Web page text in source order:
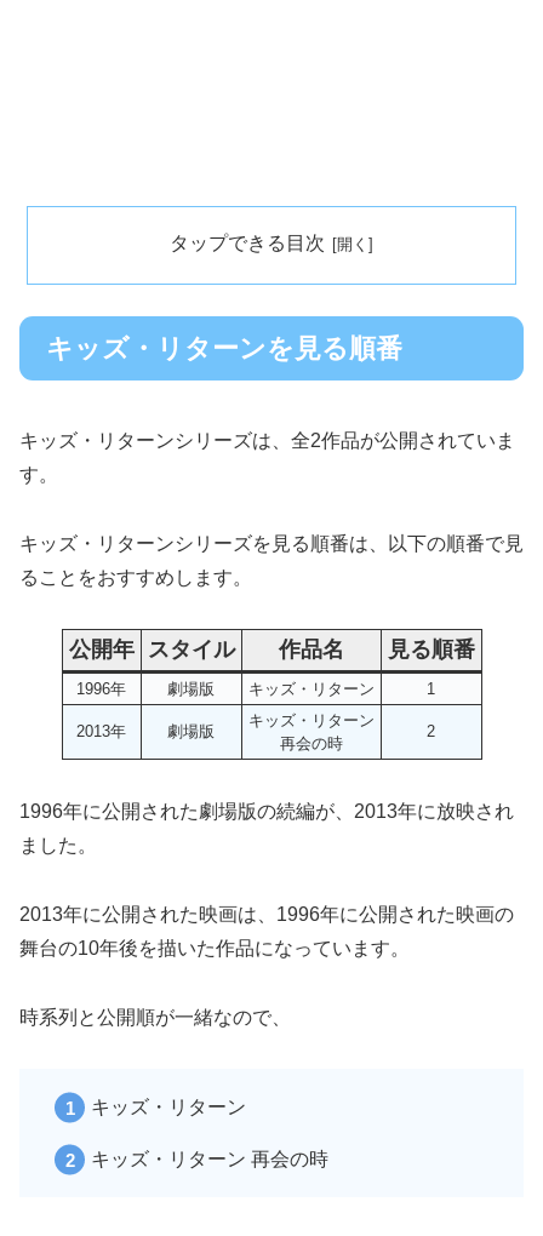
タップできる目次
キッズ・リターンを見る順番
キッズ・リターンシリーズは、全2作品が公開されていま
す。
キッズ・リターンシリーズを見る順番は、以下の順番で見
ることをおすすめします。
公開年 スタイル 作品名 見る順番
1996年 劇場版 キッズ・リターン 1
2013年 劇場版
キッズ・リターン
再会の時
2
1996年に公開された劇場版の続編が、2013年に放映され
ました。
2013年に公開された映画は、1996年に公開された映画の
舞台の10年後を描いた作品になっています。
時系列と公開順が一緒なので、
キッズ・リターン
キッズ・リターン 再会の時